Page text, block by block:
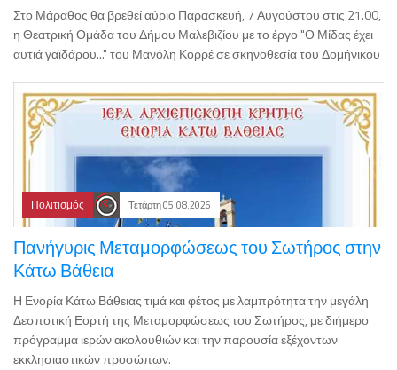
Στο Μάραθος θα βρεθεί αύριο Παρασκευή, 7 Αυγούστου στις 21.00,
η Θεατρική Ομάδα του Δήμου Μαλεβιζίου με το έργο "Ο Μίδας έχει
αυτιά γαϊδάρου..." του Μανόλη Κορρέ σε σκηνοθεσία του Δομήνικου
Πολιτισμός Τετάρτη 05.08.2026
Πανήγυρις Μεταμορφώσεως του Σωτήρος στην
Κάτω Βάθεια
Η Ενορία Κάτω Βάθειας τιμά και φέτος με λαμπρότητα την μεγάλη
Δεσποτική Εορτή της Μεταμορφώσεως του Σωτήρος, με διήμερο
πρόγραμμα ιερών ακολουθιών και την παρουσία εξέχοντων
εκκλησιαστικών προσώπων.